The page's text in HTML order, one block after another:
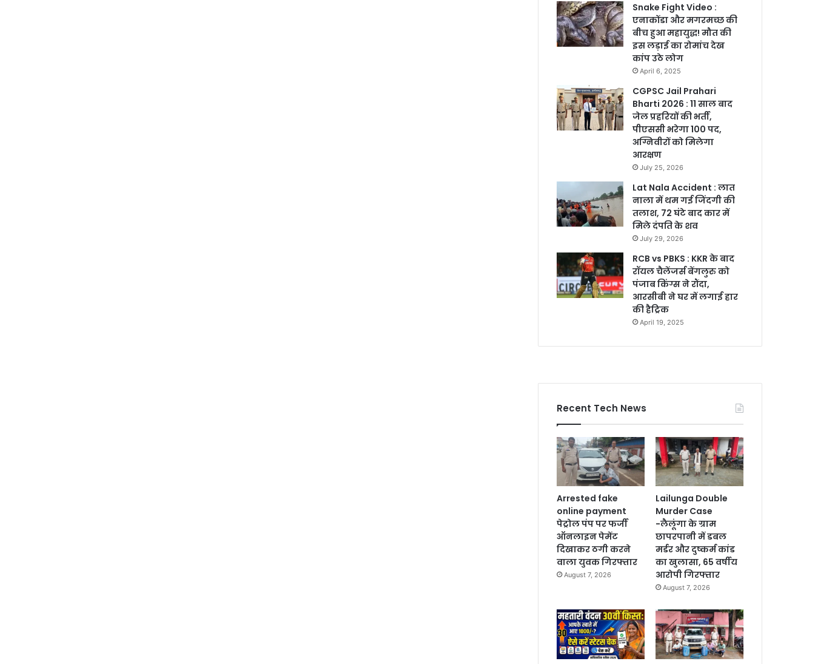
Snake Fight Video :
एनाकोंडा और मगरमच्छ की
बीच हुआ महायुद्ध! मौत की
इस लड़ाई का रोमांच देख
कांप उठे लोग
April 6, 2025
CGPSC Jail Prahari
Bharti 2026 : 11 साल बाद
जेल प्रहरियों की भर्ती,
पीएससी भरेगा 100 पद,
अग्निवीरों को मिलेगा
आरक्षण
July 25, 2026
Lat Nala Accident : लात
नाला में थम गई जिंदगी की
तलाश, 72 घंटे बाद कार में
मिले दंपति के शव
July 29, 2026
RCB vs PBKS : KKR के बाद
रॉयल चैलेंजर्स बेंगलुरु को
पंजाब किंग्स ने रौंदा,
आरसीबी ने घर में लगाई हार
की हैट्रिक
April 19, 2025
Recent Tech News
Arrested fake
online payment
पेट्रोल पंप पर फर्जी
ऑनलाइन पेमेंट
दिखाकर ठगी करने
वाला युवक गिरफ्तार
August 7, 2026
Lailunga Double
Murder Case
-लैलूंगा के ग्राम
छापरपानी में डबल
मर्डर और दुष्कर्म कांड
का खुलासा, 65 वर्षीय
आरोपी गिरफ्तार
August 7, 2026